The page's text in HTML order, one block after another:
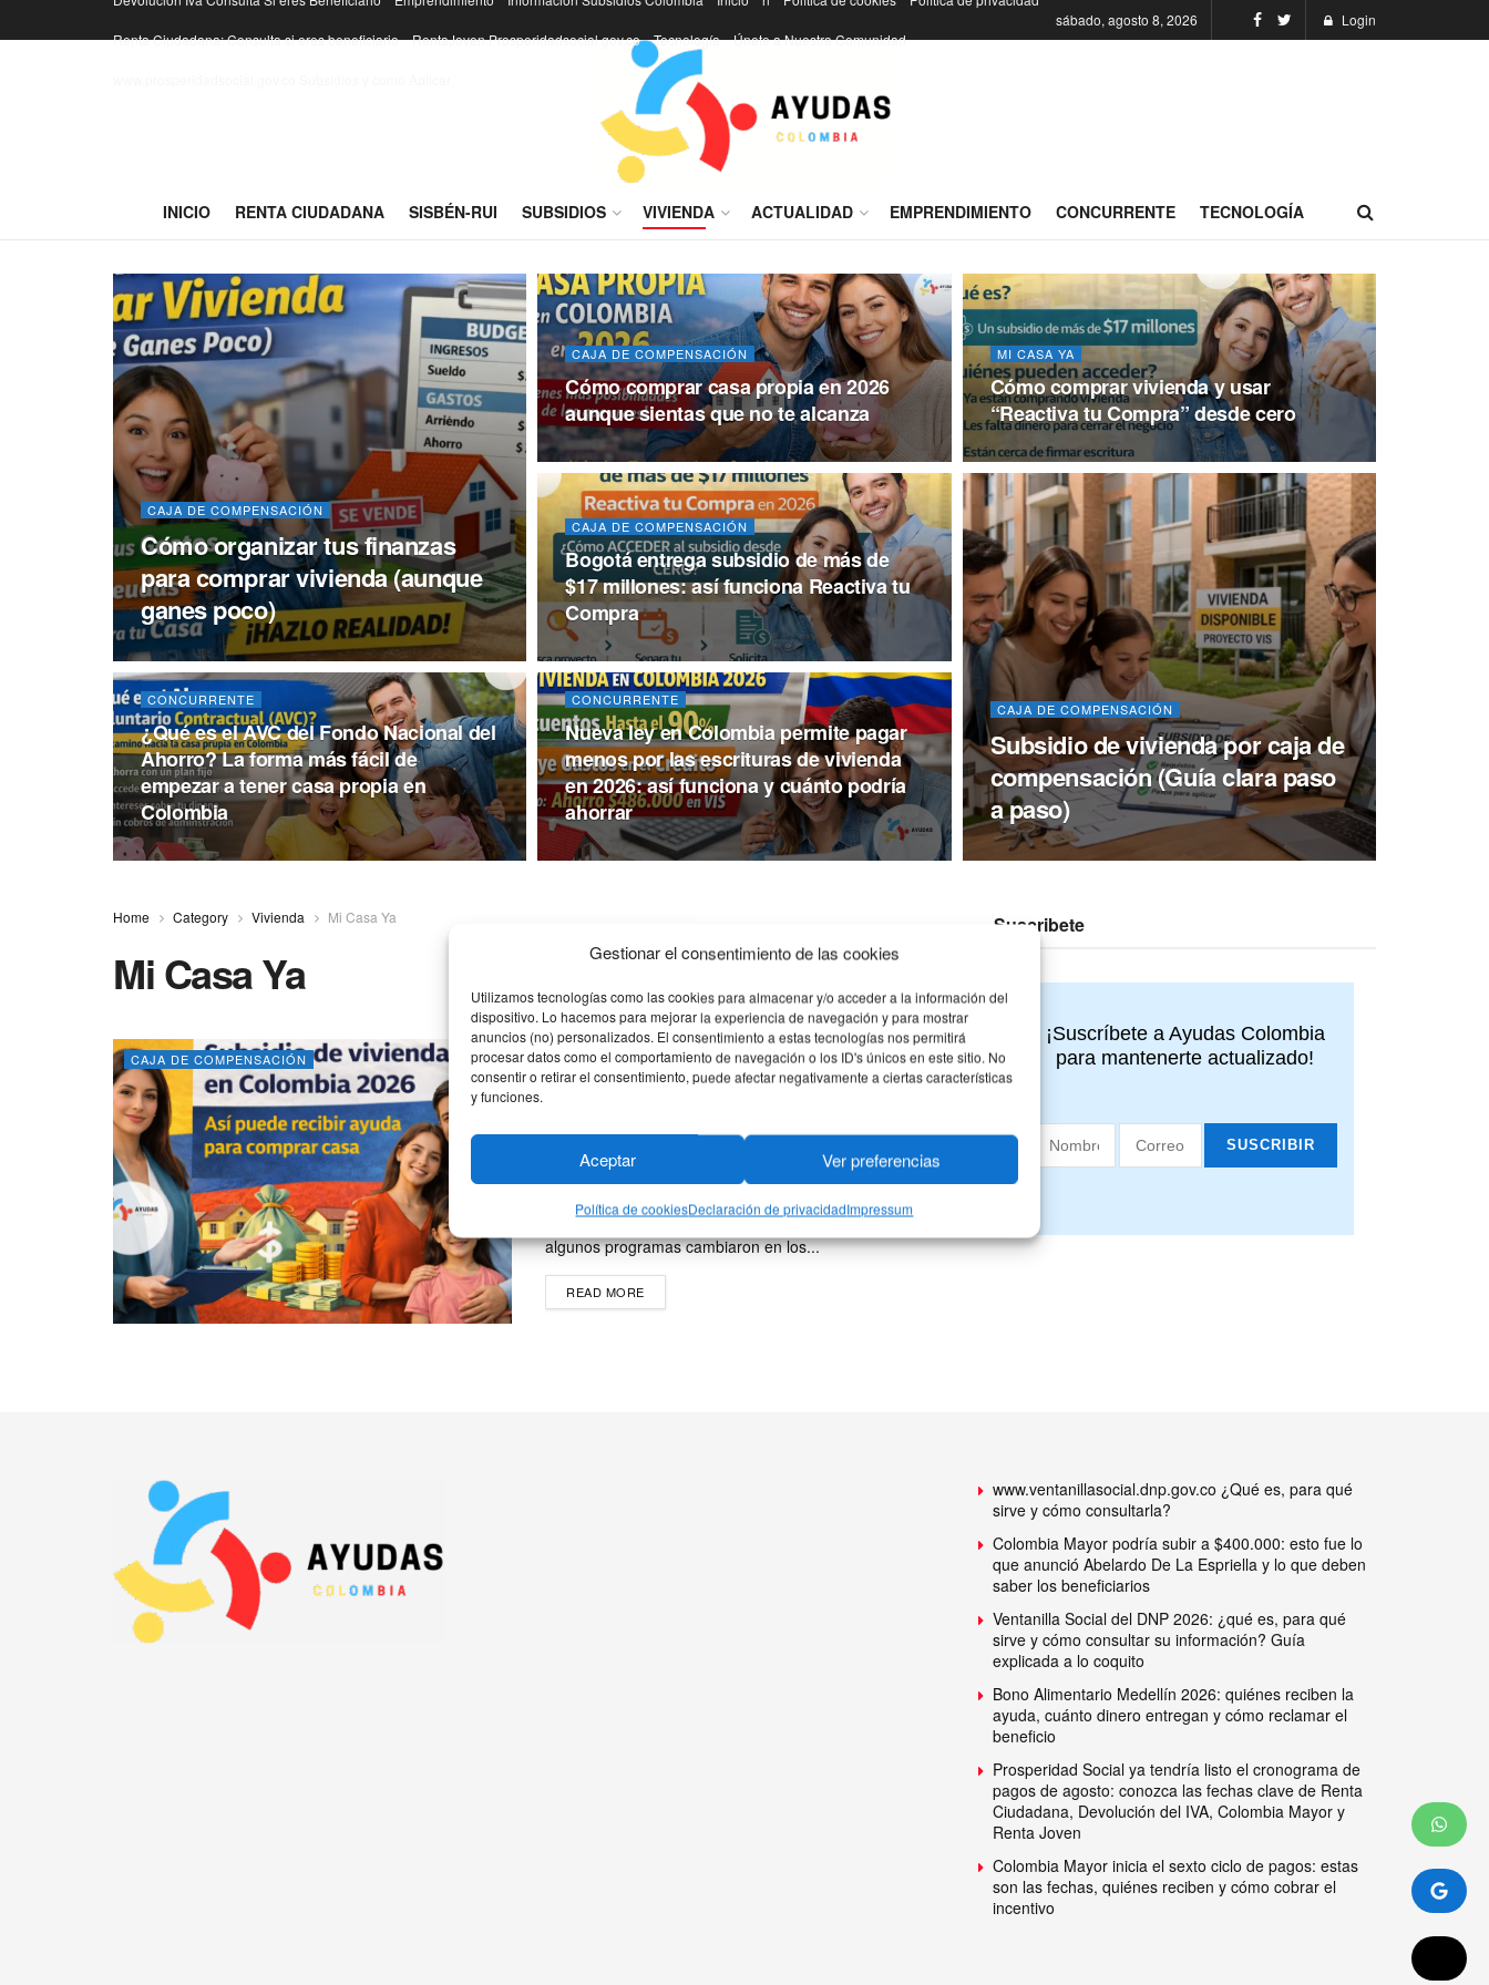
Gestionar el consentimiento de las cookies
Utilizamos tecnologías como las cookies para almacenar y/o acceder a la información del
dispositivo. Lo hacemos para mejorar la experiencia de navegación y para mostrar
anuncios (no) personalizados. El consentimiento a estas tecnologías nos permitirá
procesar datos como el comportamiento de navegación o los ID's únicos en este sitio. No
consentir o retirar el consentimiento, puede afectar negativamente a ciertas características
y funciones.
Aceptar Ver preferencias
Política de cookiesDeclaración de privacidadImpressum
Renta Ciudadana: Consulta si eres beneficiario RentaJoven.Prosperidadsocial.gov.co Tecnología Únete a Nuestra Comunidad
sábado, agosto 8, 2026 Login
INICIO RENTA CIUDADANA SISBÉN-RUI SUBSIDIOS VIVIENDA ACTUALIDAD EMPRENDIMIENTO CONCURRENTE TECNOLOGÍA
CAJA DE COMPENSACIÓN
Cómo organizar tus finanzas
para comprar vivienda (aunque
ganes poco)
CAJA DE COMPENSACIÓN
Cómo comprar casa propia en 2026
aunque sientas que no te alcanza
MI CASA YA
Cómo comprar vivienda y usar
“Reactiva tu Compra” desde cero
CAJA DE COMPENSACIÓN
Bogotá entrega subsidio de más de
$17 millones: así funciona Reactiva tu
Compra
CAJA DE COMPENSACIÓN
Subsidio de vivienda por caja de
compensación (Guía clara paso
a paso)
CONCURRENTE
¿Qué es el AVC del Fondo Nacional del
Ahorro? La forma más fácil de
empezar a tener casa propia en
Colombia
CONCURRENTE
Nueva ley en Colombia permite pagar
menos por las escrituras de vivienda
en 2026: así funciona y cuánto podría
ahorrar
Home Category Vivienda Mi Casa Ya
Mi Casa Ya
CAJA DE COMPENSACIÓN
Subsidios de vivienda en Colombia
2026: así puede recibir hasta 40
LINACORAM
una oportunidad para tener casa propia. Aunque
algunos programas cambiaron en los...
READ MORE
Suscribete
¡Suscríbete a Ayudas Colombia
para mantenerte actualizado!
www.ventanillasocial.dnp.gov.co ¿Qué es, para qué
sirve y cómo consultarla?
Colombia Mayor podría subir a $400.000: esto fue lo
que anunció Abelardo De La Espriella y lo que deben
saber los beneficiarios
Ventanilla Social del DNP 2026: ¿qué es, para qué
sirve y cómo consultar su información? Guía
explicada a lo coquito
Bono Alimentario Medellín 2026: quiénes reciben la
ayuda, cuánto dinero entregan y cómo reclamar el
beneficio
Prosperidad Social ya tendría listo el cronograma de
pagos de agosto: conozca las fechas clave de Renta
Ciudadana, Devolución del IVA, Colombia Mayor y
Renta Joven
Colombia Mayor inicia el sexto ciclo de pagos: estas
son las fechas, quiénes reciben y cómo cobrar el
incentivo